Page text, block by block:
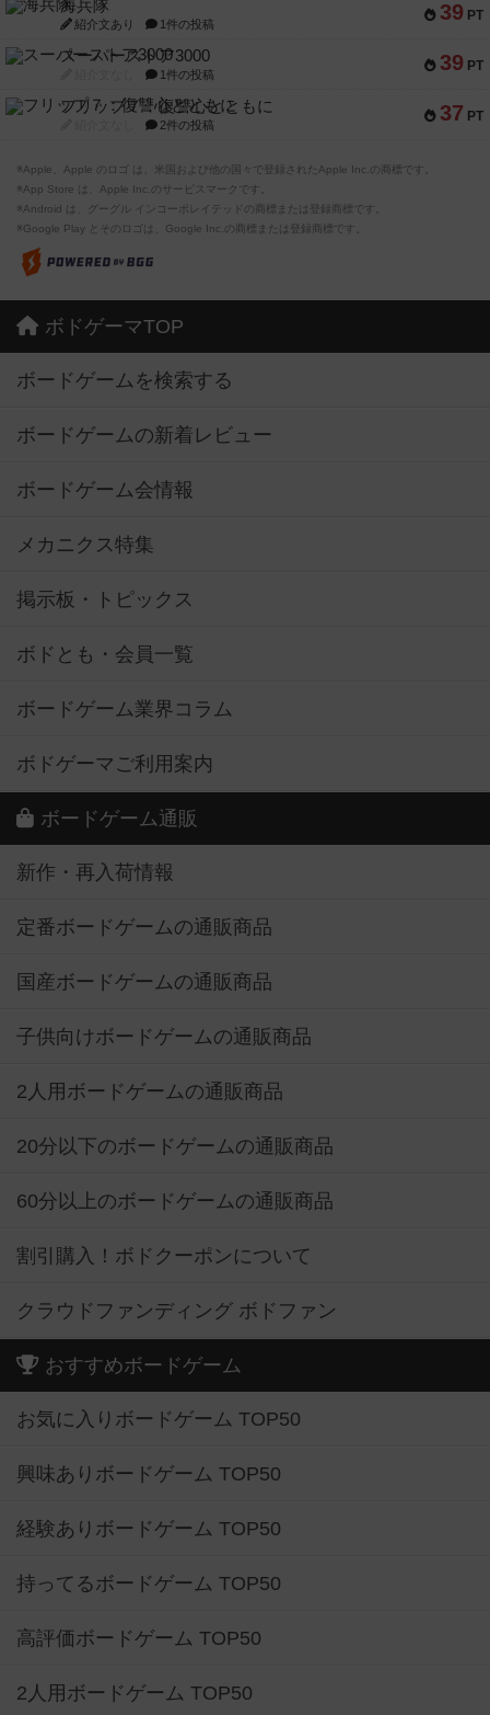
39 PT
海兵隊
紹介文あり 1件の投稿
39 PT
スーパーストア3000
1件の投稿
37 PT
フリップ７：復讐心とともに
2件の投稿
※Apple、Apple のロゴ は、米国および他の国々で登録されたApple Inc.の商標です。
※App Store は、Apple Inc.のサービスマークです。
※Android は、グーグル インコーポレイテッドの商標または登録商標です。
※Google Play とそのロゴは、Google Inc.の商標または登録商標です。
ボドゲーマTOP
ボードゲームを検索する
ボードゲームの新着レビュー
ボードゲーム会情報
メカニクス特集
掲示板・トピックス
ボドとも・会員一覧
ボードゲーム業界コラム
ボドゲーマご利用案内
ボードゲーム通販
新作・再入荷情報
定番ボードゲームの通販商品
国産ボードゲームの通販商品
子供向けボードゲームの通販商品
2人用ボードゲームの通販商品
20分以下のボードゲームの通販商品
60分以上のボードゲームの通販商品
割引購入！ボドクーポンについて
クラウドファンディング ボドファン
おすすめボードゲーム
お気に入りボードゲーム TOP50
興味ありボードゲーム TOP50
経験ありボードゲーム TOP50
持ってるボードゲーム TOP50
高評価ボードゲーム TOP50
2人用ボードゲーム TOP50